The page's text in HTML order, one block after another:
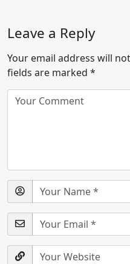
Leave a Reply
Your email address will
fields are marked *